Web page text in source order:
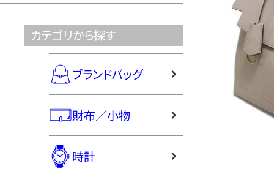
カテゴリから探す
ブランドバッグ
財布／小物
時計